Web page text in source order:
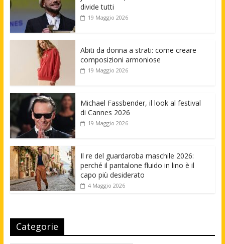
divide tutti
19 Maggio 2026
Abiti da donna a strati: come creare
composizioni armoniose
19 Maggio 2026
Michael Fassbender, il look al festival
di Cannes 2026
19 Maggio 2026
Il re del guardaroba maschile 2026:
perché il pantalone fluido in lino è il
capo più desiderato
4 Maggio 2026
Categorie